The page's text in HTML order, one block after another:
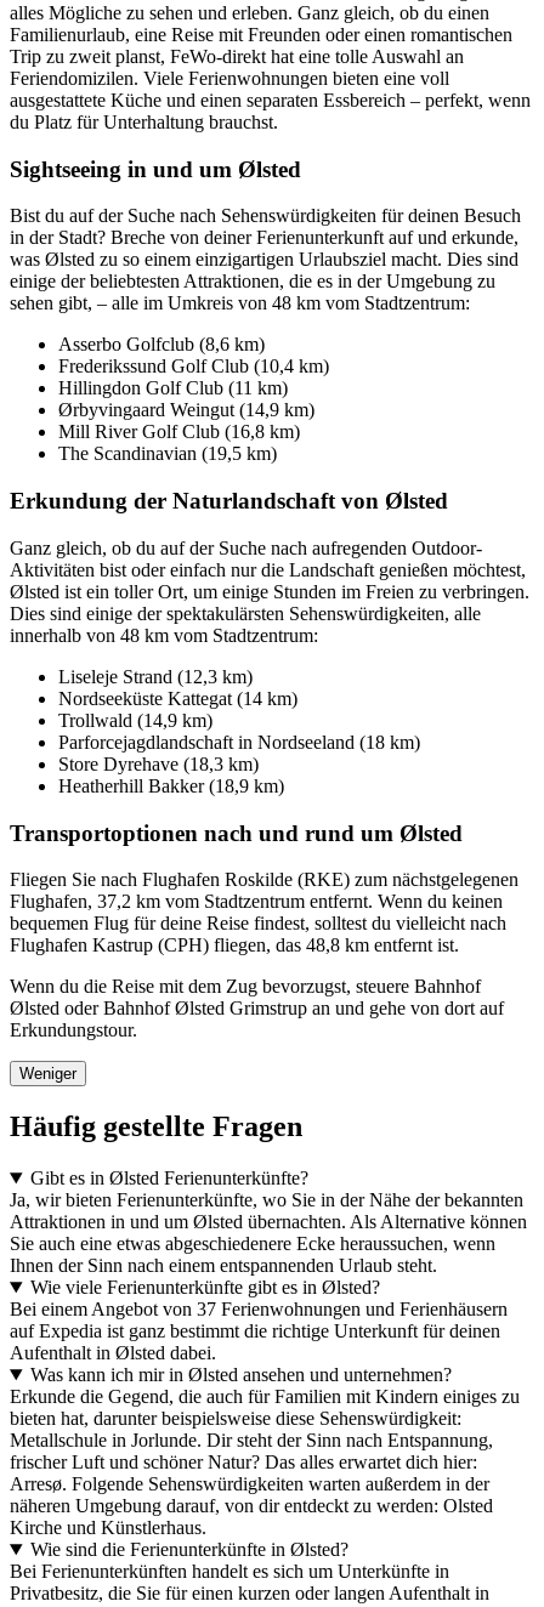
alles Mögliche zu sehen und erleben. Ganz gleich, ob du einen
Familienurlaub, eine Reise mit Freunden oder einen romantischen
Trip zu zweit planst, FeWo-direkt hat eine tolle Auswahl an
Feriendomizilen. Viele Ferienwohnungen bieten eine voll
ausgestattete Küche und einen separaten Essbereich – perfekt, wenn
du Platz für Unterhaltung brauchst.
Sightseeing in und um Ølsted
Bist du auf der Suche nach Sehenswürdigkeiten für deinen Besuch
in der Stadt? Breche von deiner Ferienunterkunft auf und erkunde,
was Ølsted zu so einem einzigartigen Urlaubsziel macht. Dies sind
einige der beliebtesten Attraktionen, die es in der Umgebung zu
sehen gibt, – alle im Umkreis von 48 km vom Stadtzentrum:
Asserbo Golfclub (8,6 km)
Frederikssund Golf Club (10,4 km)
Hillingdon Golf Club (11 km)
Ørbyvingaard Weingut (14,9 km)
Mill River Golf Club (16,8 km)
The Scandinavian (19,5 km)
Erkundung der Naturlandschaft von Ølsted
Ganz gleich, ob du auf der Suche nach aufregenden Outdoor-
Aktivitäten bist oder einfach nur die Landschaft genießen möchtest,
Ølsted ist ein toller Ort, um einige Stunden im Freien zu verbringen.
Dies sind einige der spektakulärsten Sehenswürdigkeiten, alle
innerhalb von 48 km vom Stadtzentrum:
Liseleje Strand (12,3 km)
Nordseeküste Kattegat (14 km)
Trollwald (14,9 km)
Parforcejagdlandschaft in Nordseeland (18 km)
Store Dyrehave (18,3 km)
Heatherhill Bakker (18,9 km)
Transportoptionen nach und rund um Ølsted
Fliegen Sie nach Flughafen Roskilde (RKE) zum nächstgelegenen
Flughafen, 37,2 km vom Stadtzentrum entfernt. Wenn du keinen
bequemen Flug für deine Reise findest, solltest du vielleicht nach
Flughafen Kastrup (CPH) fliegen, das 48,8 km entfernt ist.
Wenn du die Reise mit dem Zug bevorzugst, steuere Bahnhof
Ølsted oder Bahnhof Ølsted Grimstrup an und gehe von dort auf
Erkundungstour.
Weniger
Häufig gestellte Fragen
Gibt es in Ølsted Ferienunterkünfte?
Ja, wir bieten Ferienunterkünfte, wo Sie in der Nähe der bekannten
Attraktionen in und um Ølsted übernachten. Als Alternative können
Sie auch eine etwas abgeschiedenere Ecke heraussuchen, wenn
Ihnen der Sinn nach einem entspannenden Urlaub steht.
Wie viele Ferienunterkünfte gibt es in Ølsted?
Bei einem Angebot von 37 Ferienwohnungen und Ferienhäusern
auf Expedia ist ganz bestimmt die richtige Unterkunft für deinen
Aufenthalt in Ølsted dabei.
Was kann ich mir in Ølsted ansehen und unternehmen?
Erkunde die Gegend, die auch für Familien mit Kindern einiges zu
bieten hat, darunter beispielsweise diese Sehenswürdigkeit:
Metallschule in Jorlunde. Dir steht der Sinn nach Entspannung,
frischer Luft und schöner Natur? Das alles erwartet dich hier:
Arresø. Folgende Sehenswürdigkeiten warten außerdem in der
näheren Umgebung darauf, von dir entdeckt zu werden: Olsted
Kirche und Künstlerhaus.
Wie sind die Ferienunterkünfte in Ølsted?
Bei Ferienunterkünften handelt es sich um Unterkünfte in
Privatbesitz, die Sie für einen kurzen oder langen Aufenthalt in